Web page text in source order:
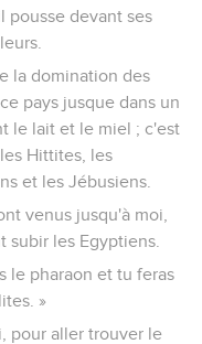
pousse devant ses
la domination des
pays jusque dans un
le lait et le miel ; c'est
Hittites, les
et les Jébusiens.
venus jusqu'à moi,
subir les Egyptiens.
le pharaon et tu feras
»
pour aller trouver le